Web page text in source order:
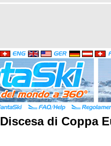
Discesa di Coppa